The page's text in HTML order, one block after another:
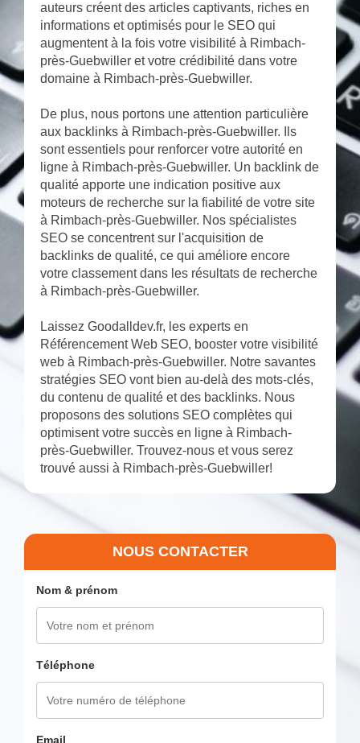
auteurs créent des articles captivants, riches en
informations et optimisés pour le SEO qui
augmentent à la fois votre visibilité à Rimbach-
près-Guebwiller et votre crédibilité dans votre
domaine à Rimbach-près-Guebwiller.
De plus, nous portons une attention particulière
aux backlinks à Rimbach-près-Guebwiller. Ils
sont essentiels pour renforcer votre autorité en
ligne à Rimbach-près-Guebwiller. Un backlink de
qualité apporte une indication positive aux
moteurs de recherche sur la fiabilité de votre site
à Rimbach-près-Guebwiller. Nos spécialistes
SEO se concentrent sur l'acquisition de
backlinks de qualité, ce qui améliore encore
votre classement dans les résultats de recherche
à Rimbach-près-Guebwiller.
Laissez Goodalldev.fr, les experts en
Référencement Web SEO, booster votre visibilité
web à Rimbach-près-Guebwiller. Notre savantes
stratégies SEO vont bien au-delà des mots-clés,
du contenu de qualité et des backlinks. Nous
proposons des solutions SEO complètes qui
optimisent votre succès en ligne à Rimbach-
près-Guebwiller. Trouvez-nous et vous serez
trouvé aussi à Rimbach-près-Guebwiller!
NOUS CONTACTER
Nom & prénom
Téléphone
Email